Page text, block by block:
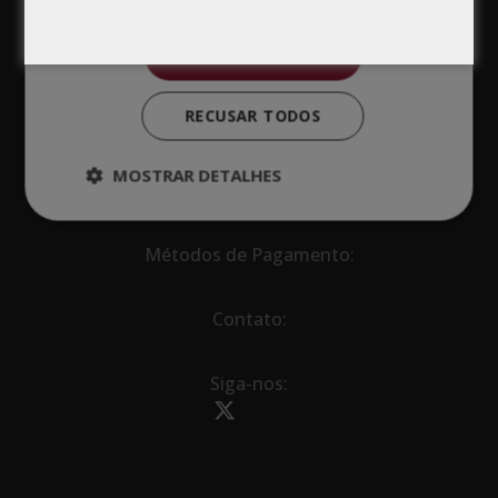
Métodos de Pagamento:
Contato:
Siga-nos:
RECUSAR TODOS
MOSTRAR DETALHES